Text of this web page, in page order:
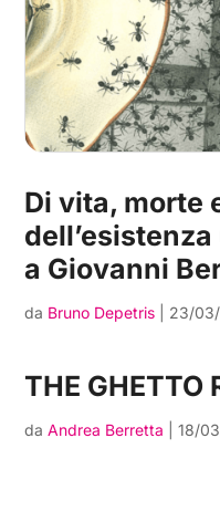
Di vita, morte
a Giovanni
da Bruno Depetris 23/
THE GHETTO
daAndrea Berretta |18/